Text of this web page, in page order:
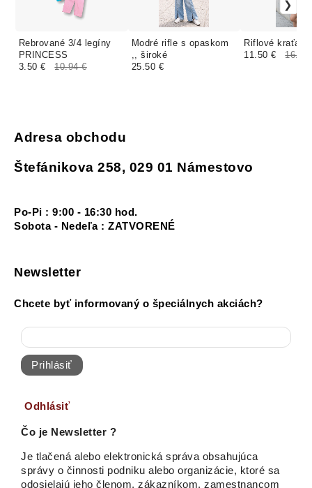
Rebrované 3/4 legíny
PRINCESS
3.50 € 10.94 €
Modré rifle s opaskom
,, široké
25.50 €
Riflové kraťasy
11.50 € 16.91
Adresa obchodu
Štefánikova 258, 029 01 Námestovo
Po-Pi : 9:00 - 16:30 hod.
Sobota - Nedeľa : ZATVORENÉ
Newsletter
Chcete byť informovaný o špeciálnych akciách?
Prihlásiť
Odhlásiť
Čo je Newsletter ?
Je tlačená alebo elektronická správa obsahujúca
správy o činnosti podniku alebo organizácie, ktoré sa
odosielajú jeho členom, zákazníkom, zamestnancom